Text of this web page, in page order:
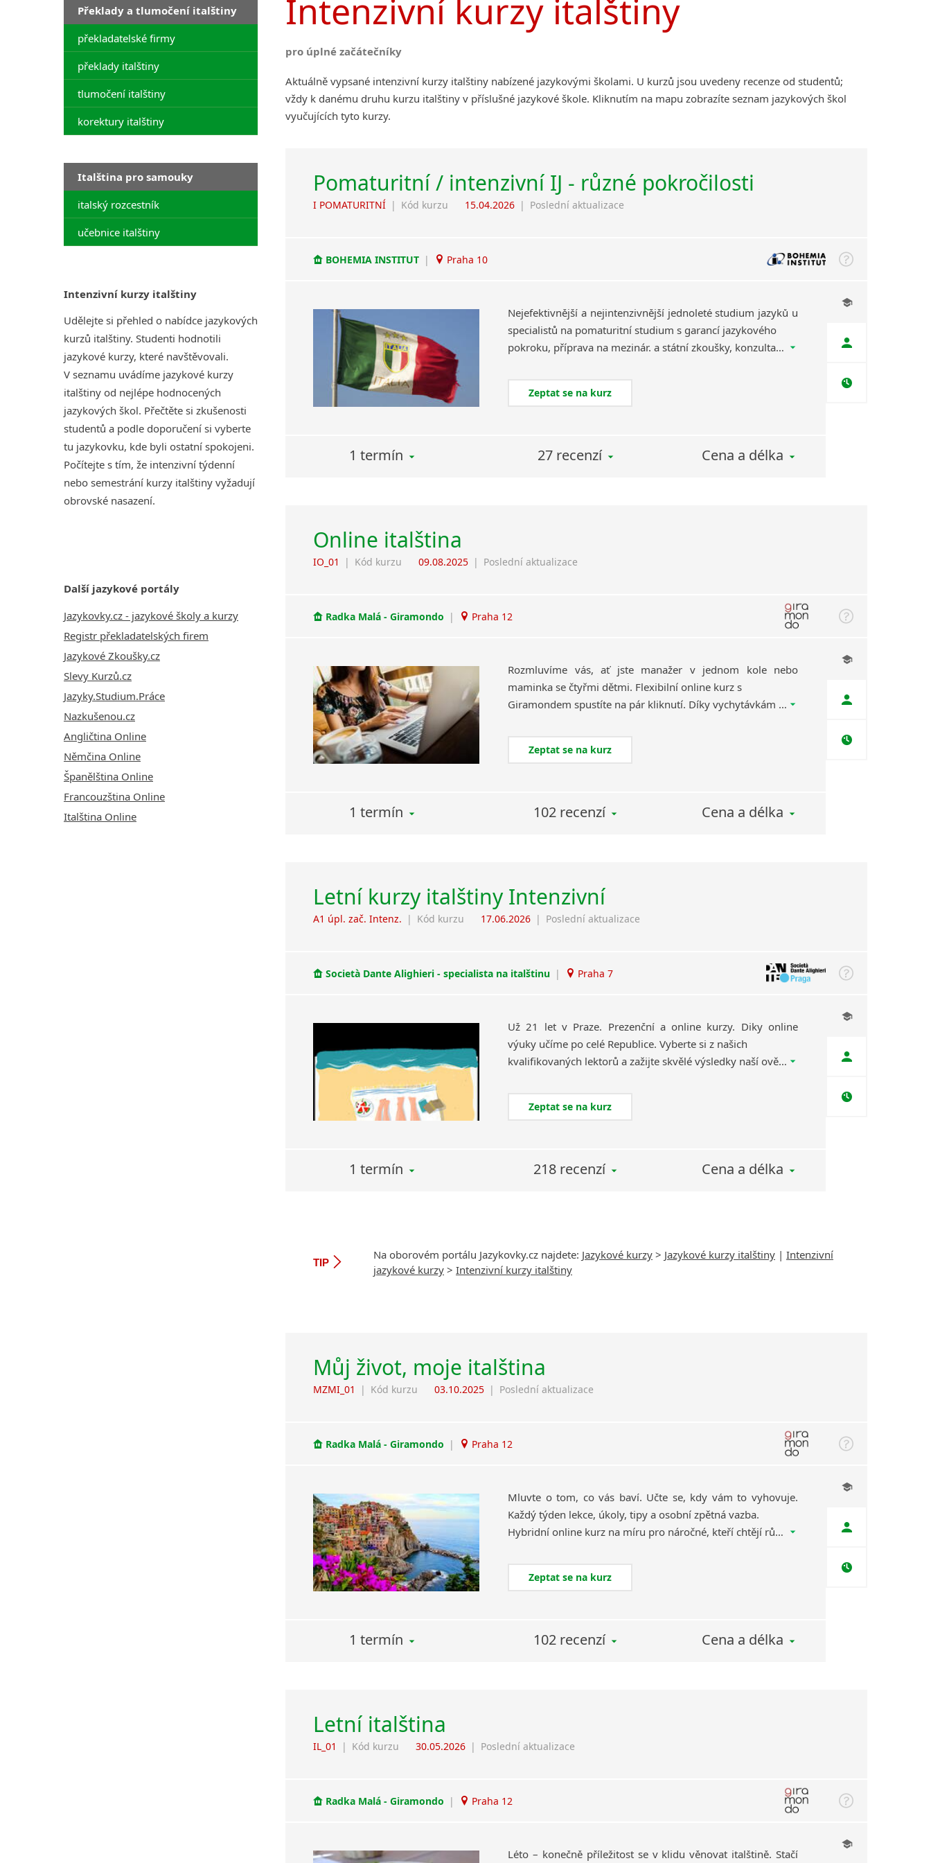
Překlady a tlumočení italštiny
překladatelské firmy
překlady italštiny
tlumočení italštiny
korektury italštiny
Italština pro samouky
italský rozcestník
učebnice italštiny
Intenzivní kurzy italštiny
Udělejte si přehled o nabídce jazykových
kurzů italštiny. Studenti hodnotili
jazykové kurzy, které navštěvovali.
V seznamu uvádíme jazykové kurzy
italštiny od nejlépe hodnocených
jazykových škol. Přečtěte si zkušenosti
studentů a podle doporučení si vyberte
tu jazykovku, kde byli ostatní spokojeni.
Počítejte s tím, že intenzivní týdenní
nebo semestrání kurzy italštiny vyžadují
obrovské nasazení.
Další jazykové portály
Jazykovky.cz - jazykové školy a kurzy
Registr překladatelských firem
Jazykové Zkoušky.cz
Slevy Kurzů.cz
Jazyky.Studium.Práce
Nazkušenou.cz
Angličtina Online
Němčina Online
Španělština Online
Francouzština Online
Italština Online
Intenzivní kurzy italštiny
pro úplné začátečníky
Aktuálně vypsané intenzivní kurzy italštiny nabízené jazykovými školami. U kurzů jsou uvedeny recenze od studentů;
vždy k danému druhu kurzu italštiny v příslušné jazykové škole. Kliknutím na mapu zobrazíte seznam jazykových škol
vyučujících tyto kurzy.
Pomaturitní / intenzivní IJ - různé pokročilosti
I POMATURITNÍ | Kód kurzu 15.04.2026 | Poslední aktualizace
BOHEMIA INSTITUT | Praha 10
Nejefektivnější a nejintenzivnější jednoleté studium jazyků u
specialistů na pomaturitní studium s garancí jazykového
pokroku, příprava na mezinár. a státní zkoušky, konzultace zdarma, studentský klub, zajištění učebnic, testů, aktivit, výletů.
Zeptat se na kurz
1 termín 27 recenzí Cena a délka
Online italština
IO_01 | Kód kurzu 09.08.2025 | Poslední aktualizace
Radka Malá - Giramondo | Praha 12
Rozmluvíme vás, ať jste manažer v jednom kole nebo
maminka se čtyřmi dětmi. Flexibilní online kurz s
Giramondem spustíte na pár kliknutí. Díky vychytávkám našich lektorů vás budou lekce přes Zoom, Google Meet nebo třeba WhatsApp skutečně bavit!
Zeptat se na kurz
1 termín 102 recenzí Cena a délka
Letní kurzy italštiny Intenzivní
A1 úpl. zač. Intenz. | Kód kurzu 17.06.2026 | Poslední aktualizace
Società Dante Alighieri - specialista na italštinu | Praha 7
Už 21 let v Praze. Prezenční a online kurzy. Diky online
výuky učíme po celé Republice. Vyberte si z našich
kvalifikovaných lektorů a zažijte skvělé výsledky naší ověřené výukové metody, díky které se naučíte italský efektivně, rychle a zábavnou formou.
Zeptat se na kurz
1 termín 218 recenzí Cena a délka
TIP
Na oborovém portálu Jazykovky.cz najdete: Jazykové kurzy > Jazykové kurzy italštiny | Intenzivní
jazykové kurzy > Intenzivní kurzy italštiny
Můj život, moje italština
MZMI_01 | Kód kurzu 03.10.2025 | Poslední aktualizace
Radka Malá - Giramondo | Praha 12
Mluvte o tom, co vás baví. Učte se, kdy vám to vyhovuje.
Každý týden lekce, úkoly, tipy a osobní zpětná vazba.
Hybridní online kurz na míru pro náročné, kteří chtějí růst a italštinu opravdu dostat do života. Měsíc, za který se z jazyka stane radost.
Zeptat se na kurz
1 termín 102 recenzí Cena a délka
Letní italština
IL_01 | Kód kurzu 30.05.2026 | Poslední aktualizace
Radka Malá - Giramondo | Praha 12
Léto – konečně příležitost se v klidu věnovat italštině. Stačí